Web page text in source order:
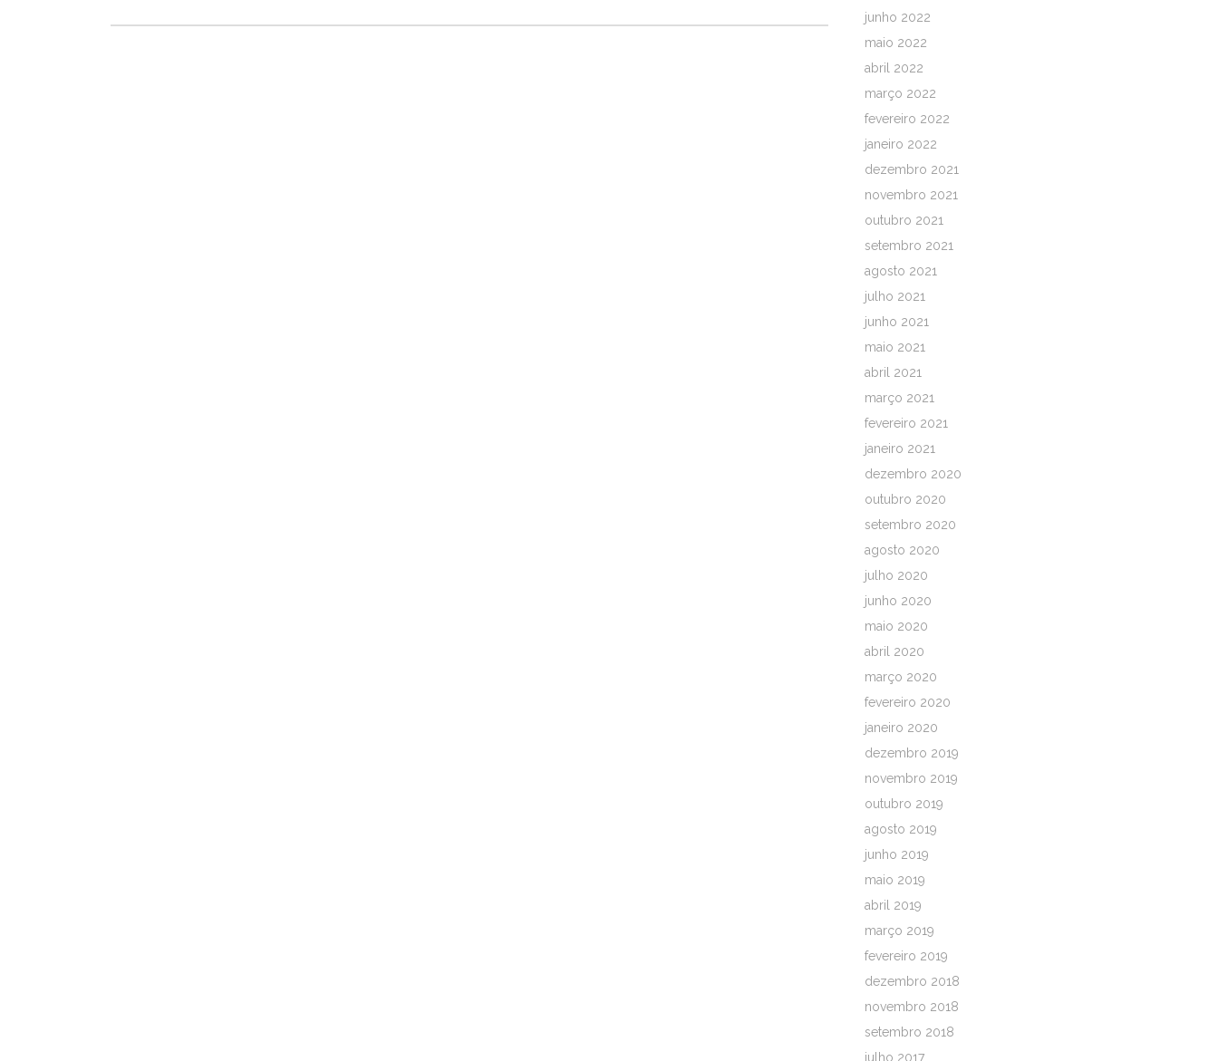
junho 2022
maio 2022
abril 2022
março 2022
fevereiro 2022
janeiro 2022
dezembro 2021
novembro 2021
outubro 2021
setembro 2021
agosto 2021
julho 2021
junho 2021
maio 2021
abril 2021
março 2021
fevereiro 2021
janeiro 2021
dezembro 2020
outubro 2020
setembro 2020
agosto 2020
julho 2020
junho 2020
maio 2020
abril 2020
março 2020
fevereiro 2020
janeiro 2020
dezembro 2019
novembro 2019
outubro 2019
agosto 2019
junho 2019
maio 2019
abril 2019
março 2019
fevereiro 2019
dezembro 2018
novembro 2018
setembro 2018
julho 2017